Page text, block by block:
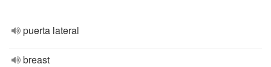
puerta lateral
breast